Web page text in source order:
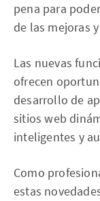
pena para
de las mejoras
Las nuevas
ofrecen
desarrollo de
sitios web
inteligentes y
Como
estas